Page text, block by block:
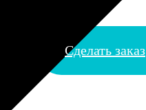
Сделать заказ